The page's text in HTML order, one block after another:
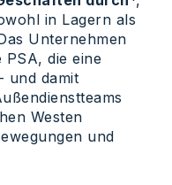
in Lagern als
Unternehmen
die eine
und damit
Westen
und